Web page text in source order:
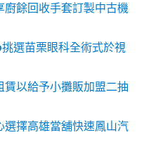
餘回收手套訂製中古機
選苗栗眼科全術式於視
以給予小攤販加盟二抽
選擇高雄當舖快速鳳山汽